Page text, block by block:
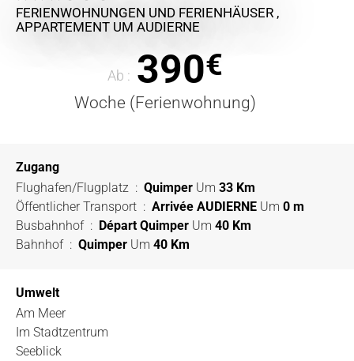
FERIENWOHNUNGEN UND FERIENHÄUSER ,
APPARTEMENT UM AUDIERNE
Ab : 390€
Woche (Ferienwohnung)
Zugang
Flughafen/Flugplatz : Quimper Um 33 Km
Öffentlicher Transport : Arrivée AUDIERNE Um 0 m
Busbahnhof: Départ Quimper Um 40 Km
Bahnhof: Quimper Um 40 Km
Umwelt
Am Meer
Im Stadtzentrum
Seeblick